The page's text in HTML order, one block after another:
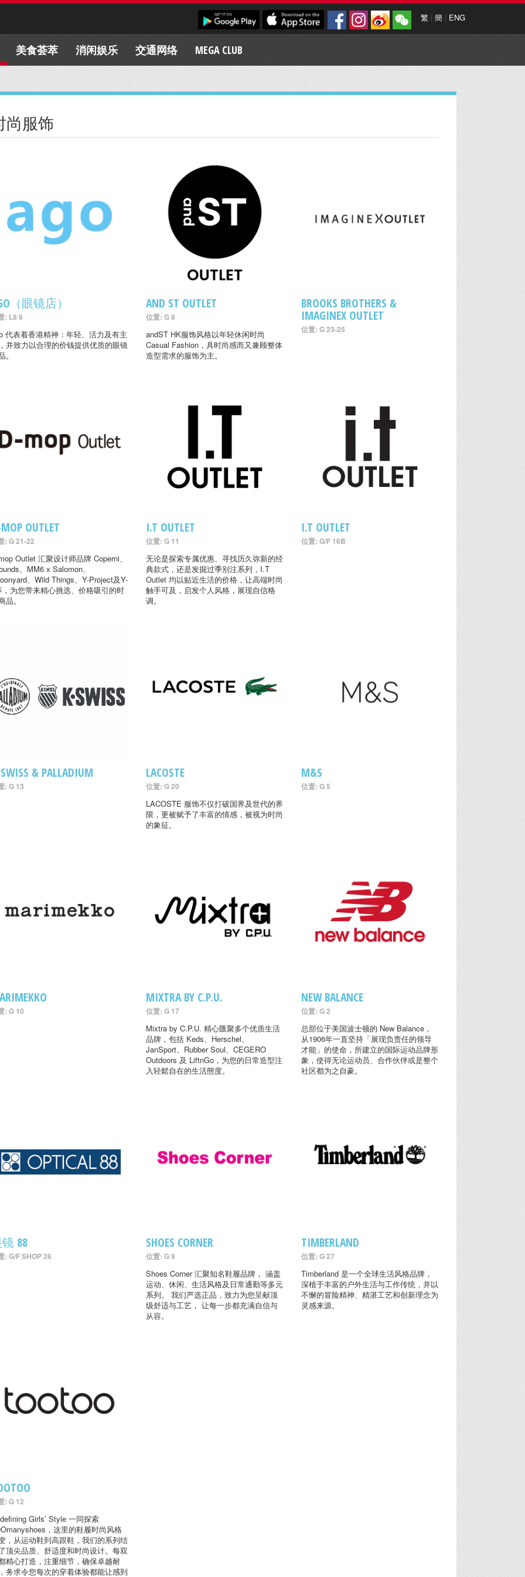
繁 | 簡 | ENG
美食荟萃 消闲娱乐 交通网络 MEGA CLUB
尚服饰
（眼镜店）
: L8 6
代表着香港精神：年轻、活力及有主
并致力以合理的价钱提供优质的眼镜
。
AND ST OUTLET
位置: G 8
andST HK服饰风格以年轻休闲时尚
Casual Fashion，具时尚感而又兼顾整体
造型需求的服饰为主。
BROOKS BROTHERS &
IMAGINEX OUTLET
位置: G 23-25
OUTLET
: G 21-22
Outlet 汇聚设计师品牌 Coperni、
、MM6 x Salomon、
、Wild Things、Y-Project及Y-
，为您带来精心挑选、价格吸引的时
品。
I.T OUTLET
位置: G 11
无论是探索专属优惠、寻找历久弥新的经
典款式，还是发掘过季别注系列，I.T
Outlet 均以贴近生活的价格，让高端时尚
触手可及，启发个人风格，展现自信格
调。
I.T OUTLET
位置: G/F 16B
& PALLADIUM
: G 13
LACOSTE
位置: G 20
LACOSTE 服饰不仅打破国界及世代的界
限，更被赋予了丰富的情感，被视为时尚
的象征。
M&S
位置: G 5
: G 10
MIXTRA BY C.P.U.
位置: G 17
Mixtra by C.P.U. 精心匯聚多个优质生活
品牌，包括 Keds、Herschel、
JanSport、Rubber Soul、CEGERO
Outdoors 及 LiftnGo，为您的日常造型注
入轻鬆自在的生活態度。
NEW BALANCE
位置: G 2
总部位于美国波士顿的 New Balance，
从1906年一直坚持「展现负责任的领导
才能」的使命，所建立的国际运动品牌形
象，使得无论运动员、合作伙伴或是整个
社区都为之自豪。
88
: G/F SHOP 26
SHOES CORNER
位置: G 9
Shoes Corner 汇聚知名鞋履品牌， 涵盖
运动、休闲、生活风格及日常通勤等多元
系列。 我们严选正品，致力为您呈献顶
级舒适与工艺， 让每一步都充满自信与
从容。
TIMBERLAND
位置: G 27
Timberland 是一个全球生活风格品牌，
深植于丰富的户外生活与工作传统，并以
不懈的冒险精神、精湛工艺和创新理念为
灵感来源。
: G 12
Girls’ Style 一同探索
，这里的鞋履时尚风格
，从运动鞋到高跟鞋，我们的系列结
顶尖品质、舒适度和时尚设计。每双
精心打造，注重细节，确保卓越耐
务求令您每次的穿着体验都能让感到